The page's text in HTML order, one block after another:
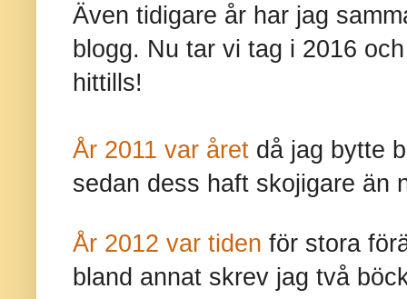
Även tidigare år har jag
blogg. Nu tar vi tag i 2016
hittills!
År 2011 var året då jag bytte
sedan dess haft skojigare än
År 2012 var tiden för stora
bland annat skrev jag två